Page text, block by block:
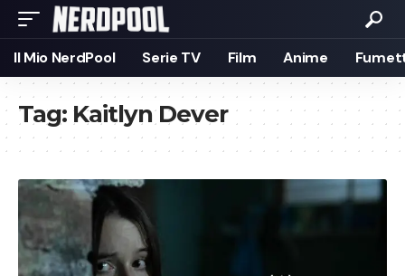
Il Mio NerdPool Serie TV Film Anime
Tag: Kaitlyn Dever